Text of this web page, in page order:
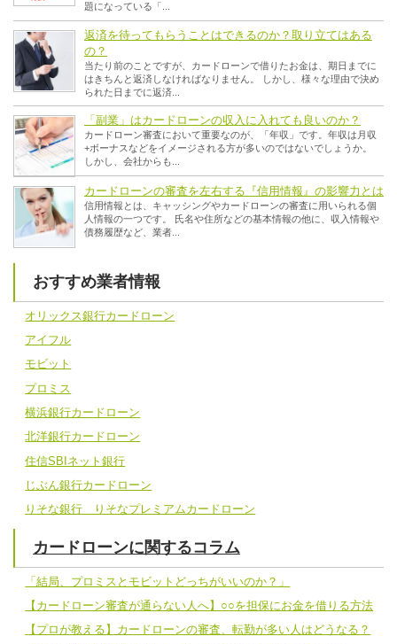
題になっている「...
返済を待ってもらうことはできるのか？取り立てはある
の？
当たり前のことですが、カードローンで借りたお金は、期日までに
はきちんと返済しなければなりません。 しかし、様々な理由で決め
られた日までに返済...
「副業」はカードローンの収入に入れても良いのか？
カードローン審査において重要なのが、「年収」です。年収は月収
+ボーナスなどをイメージされる方が多いのではないでしょうか。
しかし、会社からも...
カードローンの審査を左右する『信用情報』の影響力とは
信用情報とは、キャッシングやカードローンの審査に用いられる個
人情報の一つです。 氏名や住所などの基本情報の他に、収入情報や
債務履歴など、業者...
おすすめ業者情報
オリックス銀行カードローン
アイフル
モビット
プロミス
横浜銀行カードローン
北洋銀行カードローン
住信SBIネット銀行
じぶん銀行カードローン
りそな銀行 りそなプレミアムカードローン
カードローンに関するコラム
「結局、プロミスとモビットどっちがいいのか？」
【カードローン審査が通らない人へ】○○を担保にお金を借りる方法
【プロが教える】カードローンの審査、転勤が多い人はどうなる？